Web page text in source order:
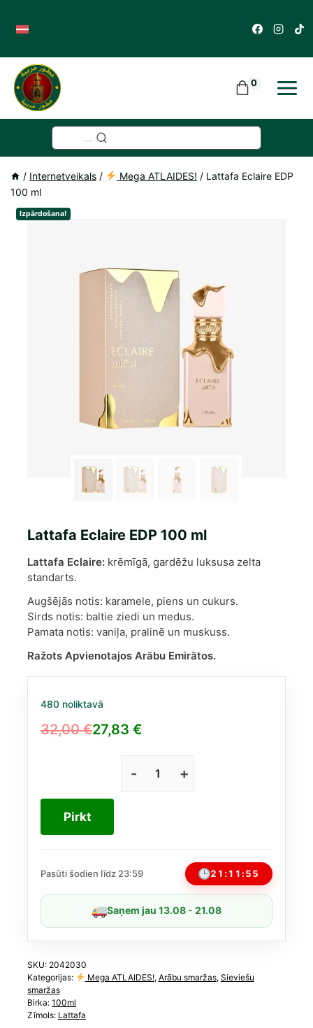
content
0
/ Internetveikals / Mega ATLAIDES! / Lattafa Eclaire EDP
100 ml
Izpārdošana!
Lattafa Eclaire EDP 100 ml
Lattafa Eclaire: krēmīgā, gardēžu luksusa zelta
standarts.
Augšējās notis: karamele, piens un cukurs.
Sirds notis: baltie ziedi un medus.
Pamata notis: vaniļa, pralinē un muskuss.
Ražots Apvienotajos Arābu Emirātos.
480 noliktavā
32,00€
Original
32,00 €.
27,83 €
Current
27,83 €.
Lattafa
Pirkt
Pasūti šodien līdz 23:59 21:11:54
Saņem jau 13.08 - 21.08
SKU: 2042030
Kategorijas:
Mega ATLAIDES!, Arābu smaržas, Sieviešu
smaržas
Birka: 100ml
Zīmols: Lattafa